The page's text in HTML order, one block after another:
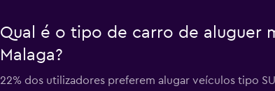
Qual é o tipo de carro de aluguer
Malaga?
22% dos utilizadores preferem alugar veículos tipo